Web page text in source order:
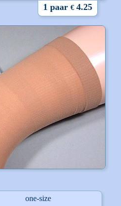
1 paar € 4.25
one-size